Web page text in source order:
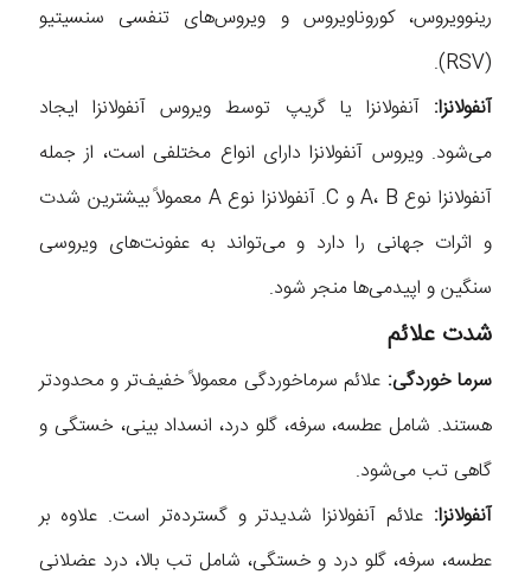
رینوویروس، کوروناویروس و ویروس‌های تنفسی سنسیتیو
(RSV).
آنفولانزا: آنفولانزا یا گریپ توسط ویروس آنفولانزا ایجاد
می‌شود. ویروس آنفولانزا دارای انواع مختلفی است، از جمله
آنفولانزا نوع A، B و C. آنفولانزا نوع A معمولاً بیشترین شدت
و اثرات جهانی را دارد و می‌تواند به عفونت‌های ویروسی
سنگین و اپیدمی‌ها منجر شود.
شدت علائم
سرما خوردگی: علائم سرماخوردگی معمولاً خفیف‌تر و محدودتر
هستند. شامل عطسه، سرفه، گلو درد، انسداد بینی، خستگی و
گاهی تب می‌شود.
آنفولانزا: علائم آنفولانزا شدیدتر و گسترده‌تر است. علاوه بر
عطسه، سرفه، گلو درد و خستگی، شامل تب بالا، درد عضلانی